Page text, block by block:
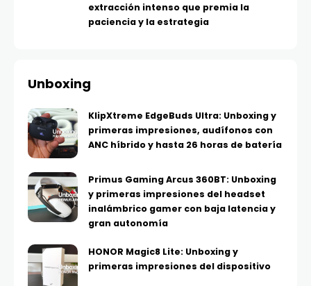
extracción intenso que premia la
paciencia y la estrategia
Unboxing
KlipXtreme EdgeBuds Ultra: Unboxing y
primeras impresiones, audífonos con
ANC híbrido y hasta 26 horas de batería
Primus Gaming Arcus 360BT: Unboxing
y primeras impresiones del headset
inalámbrico gamer con baja latencia y
gran autonomía
HONOR Magic8 Lite: Unboxing y
primeras impresiones del dispositivo